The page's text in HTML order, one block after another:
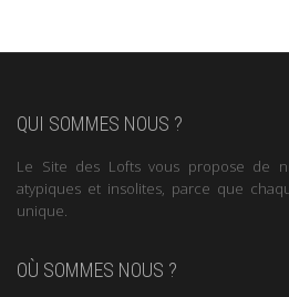
QUI SOMMES NOUS ?
Le Site des Lofts vous propose de
atypiques et insolites, parce que
unique.
OÙ SOMMES NOUS ?